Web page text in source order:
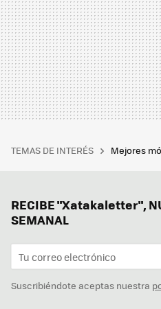
TEMAS DE INTERÉS Mejores
RECIBE "Xatakaletter",
SEMANAL
Suscribiéndote aceptas nuestra